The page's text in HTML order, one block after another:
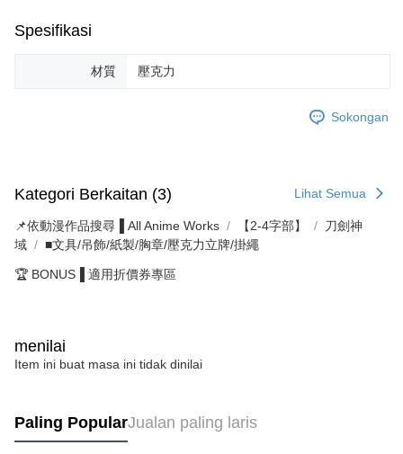
Spesifikasi
材質 壓克力
Sokongan
Kategori Berkaitan (3) Lihat Semua
📌依動漫作品搜尋▐ All Anime Works 【2-4字部】
刀劍神
域
■文具/吊飾/紙製/胸章/壓克力立牌/掛繩
🏆 BONUS▐ 適用折價券專區
menilai
Item ini buat masa ini tidak dinilai
Paling PopularJualan paling laris